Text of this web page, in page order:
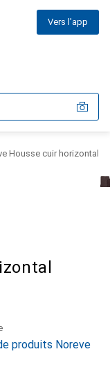
Vers l'app
Housse cuir horizontal
produits Noreve